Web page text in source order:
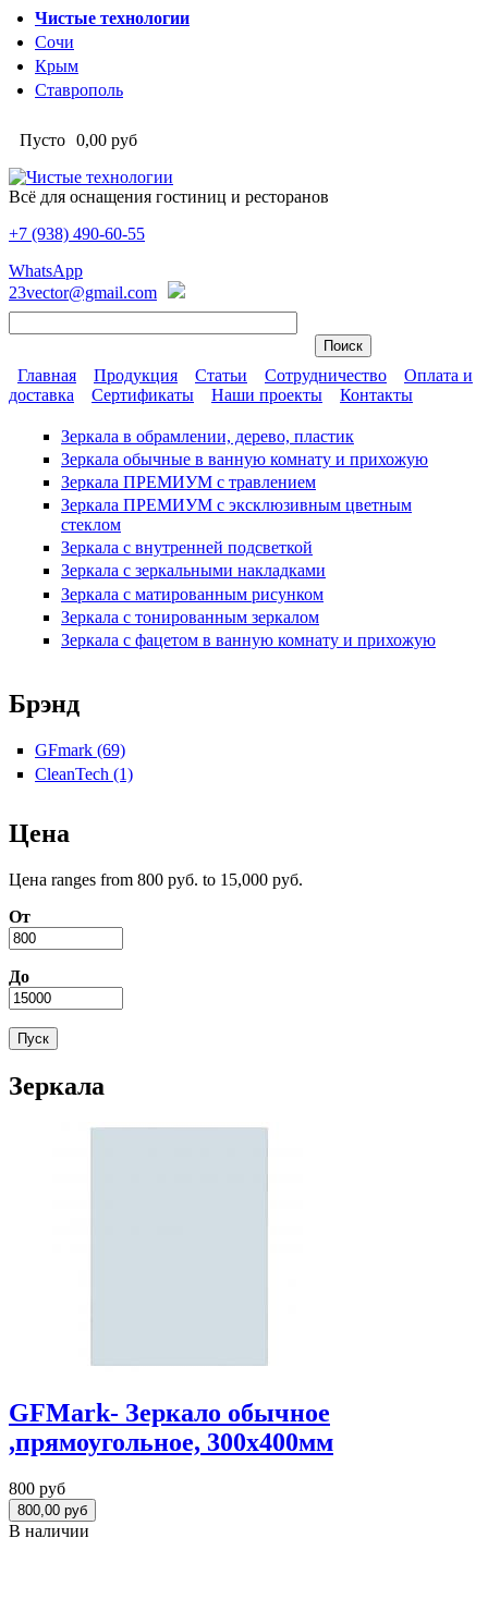
Перейти к основному содержанию
Чистые технологии
Сочи
Крым
Ставрополь
Пусто 0,00 руб
Всё для оснащения гостиниц и ресторанов
Чистые технологии
+7 (938) 490-60-55
WhatsApp
23vector@gmail.com
Главное меню
Главная Продукция Статьи Сотрудничество
Оплата и
доставка
Сертификаты Наши проекты Контакты
Зеркала в обрамлении, дерево, пластик
Зеркала обычные в ванную комнату и прихожую
Зеркала ПРЕМИУМ с травлением
Зеркала ПРЕМИУМ с эксклюзивным цветным
стеклом
Зеркала с внутренней подсветкой
Зеркала с зеркальными накладками
Зеркала с матированным рисунком
Зеркала с тонированным зеркалом
Зеркала с фацетом в ванную комнату и прихожую
Брэнд
GFmark (69)
CleanTech (1)
Цена
Цена ranges from 800 руб. to 15,000 руб.
От
До
Зеркала
GFMark- Зеркало обычное
,прямоугольное, 300х400мм
800 руб
В наличии